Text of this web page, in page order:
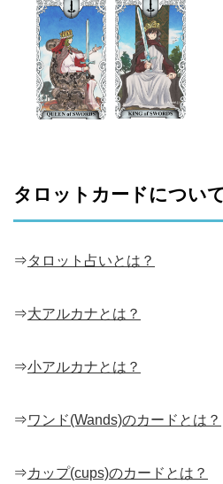
タロットカードについ
⇒タロット占いとは？
⇒大アルカナとは？
⇒小アルカナとは？
⇒ワンド(Wands)のカードとは？
⇒カップ(cups)のカードとは？